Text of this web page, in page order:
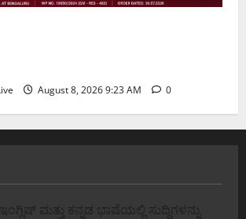
August 8, 2026 9:23 AM 0
ಮತ್ತು ಕನ್ನಡ ಭಾಷೆಯಲ್ಲಿ ಸುದ್ದಿಗಳನ್ನು